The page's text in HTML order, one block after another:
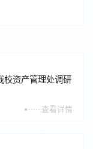
校资产管理处调研
查看详情